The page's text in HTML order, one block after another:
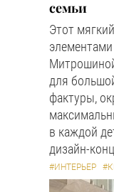
семьи
Этот
для
фактуры,
в каждой
дизайн-
#ИНТЕРЬЕР